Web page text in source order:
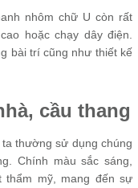
nhôm chữ U còn rất
hoặc chạy dây điện.
bài trí cũng như thiết kế
cầu thang
thường sử dụng chúng
Chính màu sắc sáng,
thẩm mỹ, mang đến sự